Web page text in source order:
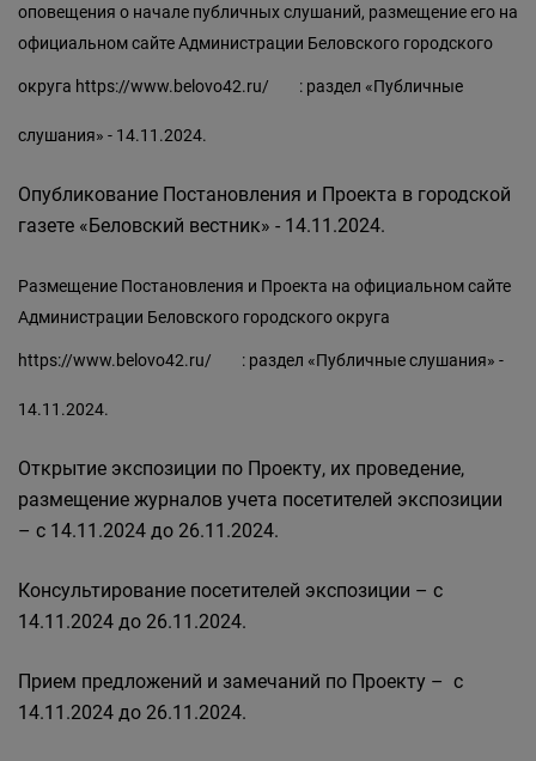
оповещения о начале публичных слушаний, размещение его на
официальном сайте Администрации Беловского городского
округа https://www.belovo42.ru/ : раздел «Публичные
слушания» - 14.11.2024.
Опубликование Постановления и Проекта в городской
газете «Беловский вестник» - 14.11.2024.
Размещение Постановления и Проекта на официальном сайте
Администрации Беловского городского округа
https://www.belovo42.ru/ : раздел «Публичные слушания» -
14.11.2024.
Открытие экспозиции по Проекту, их проведение,
размещение журналов учета посетителей экспозиции
– с 14.11.2024 до 26.11.2024.
Консультирование посетителей экспозиции – с
14.11.2024 до 26.11.2024.
Прием предложений и замечаний по Проекту – с
14.11.2024 до 26.11.2024.